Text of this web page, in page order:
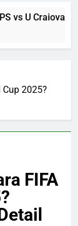
U Craiova
2025?
FIFA